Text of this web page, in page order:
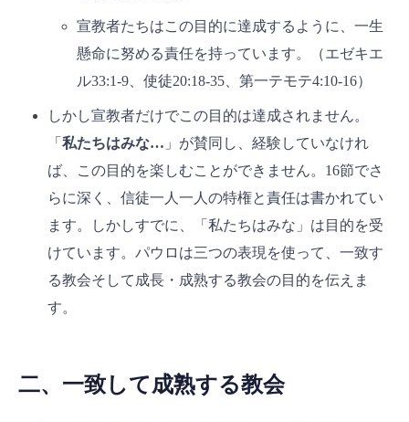
宣教者たちはこの目的に達成するように、一生
懸命に努める責任を持っています。（エゼキエ
ル33:1-9、使徒20:18-35、第一テモテ4:10-16）
しかし宣教者だけでこの目的は達成されません。
「 私たちはみな… 」が賛同し、経験していなけれ
ば、この目的を楽しむことができません。16節でさ
らに深く、信徒一人一人の特権と責任は書かれてい
ます。しかしすでに、「私たちはみな」は目的を受
けています。パウロは三つの表現を使って、一致す
る教会そして成長・成熟する教会の目的を伝えま
す。
二、一致して成熟する教会